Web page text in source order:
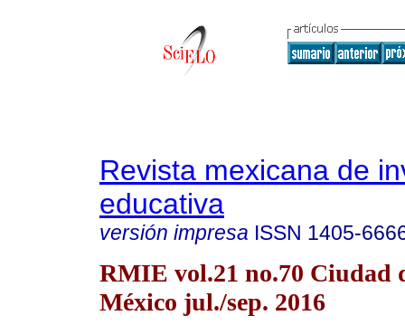
Revista mexicana de
educativa
versión impresa ISSN 1405-
RMIE vol.21 no.70 Ciudad
México jul./sep. 2016